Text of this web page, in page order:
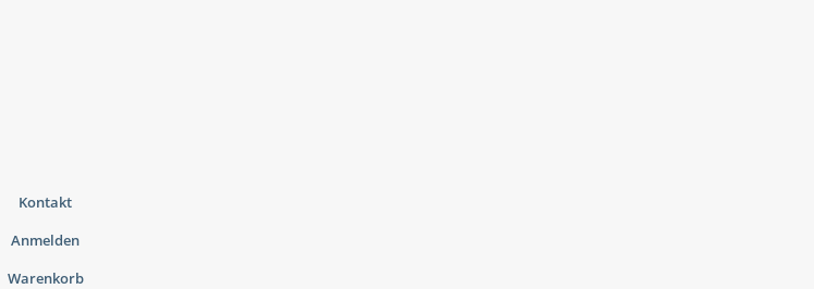
Kontakt
Anmelden
Warenkorb